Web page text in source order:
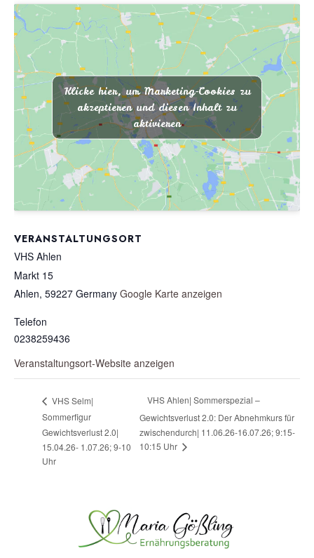
VERANSTALTUNGSORT
VHS Ahlen
Markt 15
Ahlen, 59227 Germany Google Karte anzeigen
Telefon
0238259436
Veranstaltungsort-Website anzeigen
Klicke hier, um Marketing-Cookies zu
akzeptieren und diesen Inhalt zu
aktivieren
VHS Selm|
Sommerfigur
Gewichtsverlust 2.0|
15.04.26- 1.07.26; 9-10
Uhr
VHS Ahlen| Sommerspezial –
Gewichtsverlust 2.0: Der Abnehmkurs für
zwischendurch| 11.06.26-16.07.26; 9:15-
10:15 Uhr